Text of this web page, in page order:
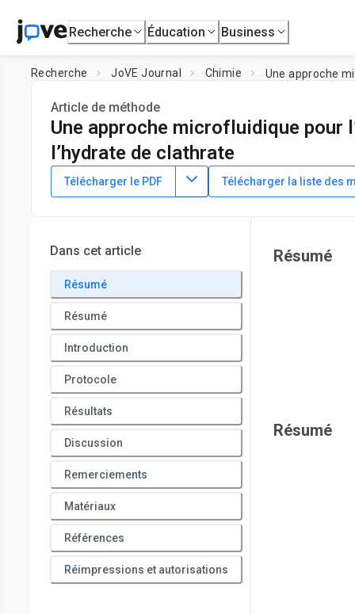
Recherche Éducation Business
Recherche JoVE Journal Chimie Une approche
Article de méthode
Une approche microfluidique pour
l’hydrate de clathrate
DOI : 10.3791/64072 18 août 2022
Ran Drori1,2,Yitzhar Shalom1,2
Télécharger le PDF Télécharger la liste des
Dans cet article
Résumé
Résumé
Introduction
Protocole
Résultats
Discussion
Remerciements
Matériaux
Références
Réimpressions et autorisations
Résumé
Résumé